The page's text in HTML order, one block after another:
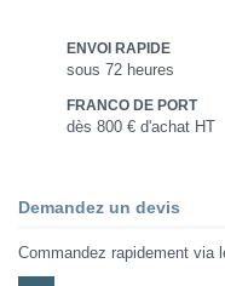
ENVOI RAPIDE
sous 72 heures
FRANCO DE PORT
dès 800 € d'achat HT
Demandez un devis
Commandez rapidement via